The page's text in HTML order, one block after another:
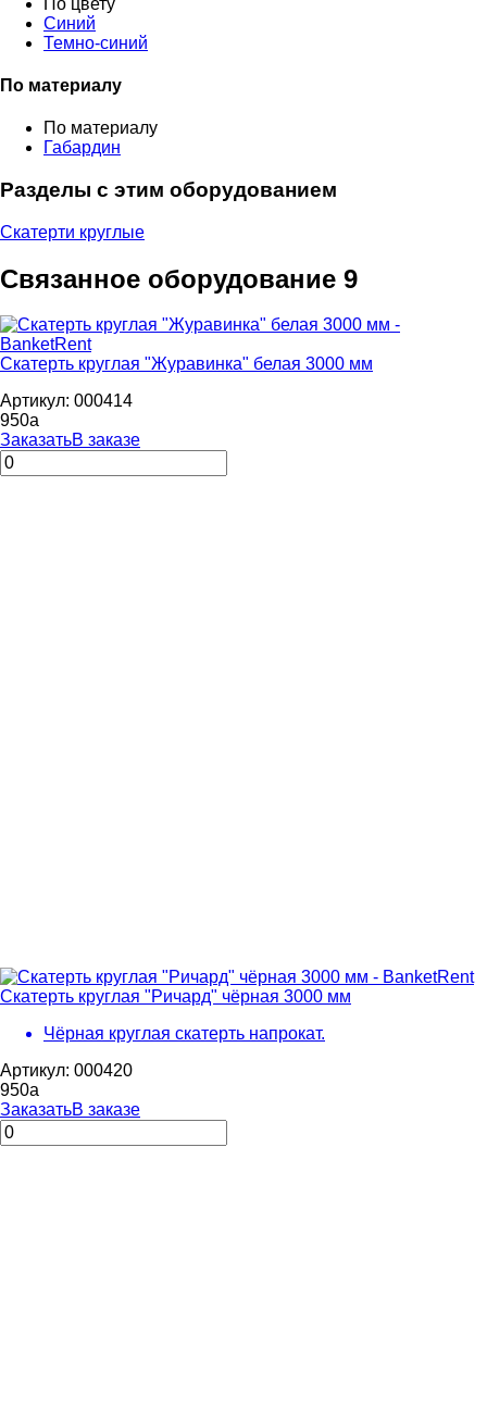
Синий
Темно-синий
По материалу
По материалу
Габардин
Разделы с этим оборудованием
Скатерти круглые
Связанное оборудование 9
Скатерть круглая "Журавинка" белая 3000 мм
Артикул: 000414
950a
ЗаказатьВ заказе
Скатерть круглая "Ричард" чёрная 3000 мм
Чёрная круглая скатерть напрокат.
Артикул: 000420
950a
ЗаказатьВ заказе